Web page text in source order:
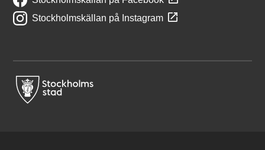
Stockholmskällan på Instagram